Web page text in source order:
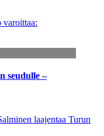
varoittaa:
seudulle –
laajentaa Turun